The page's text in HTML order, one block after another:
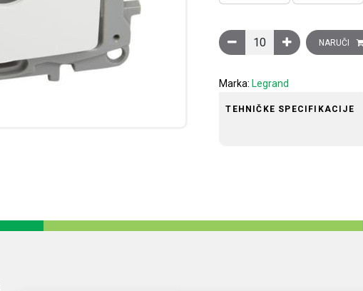
Niloé TV muška utičnica,
NARUČI
Marka: Legrand
TEHNIČKE SPECIFIKACIJE